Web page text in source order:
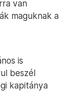
van
maguknak a
is
beszél
kapitánya